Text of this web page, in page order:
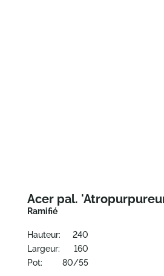
Acer pal.
Ramifié
Hauteur:
240
Largeur:
160
Pot:
80/55